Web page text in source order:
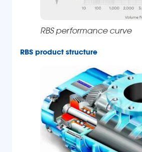
RBS performance curve
RBS product structure